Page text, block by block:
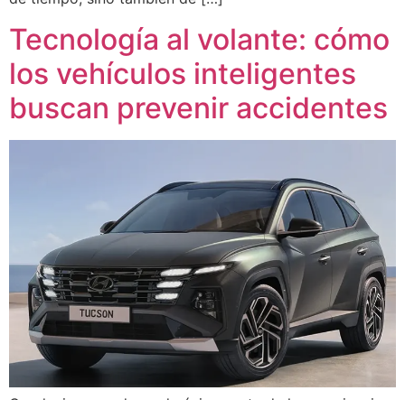
Tecnología al volante: cómo
los vehículos inteligentes
buscan prevenir accidentes